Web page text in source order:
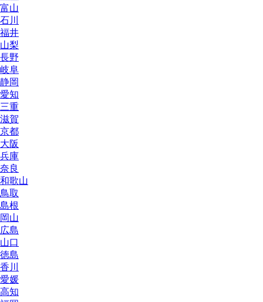
富山
石川
福井
山梨
長野
岐阜
静岡
愛知
三重
滋賀
京都
大阪
兵庫
奈良
和歌山
鳥取
島根
岡山
広島
山口
徳島
香川
愛媛
高知